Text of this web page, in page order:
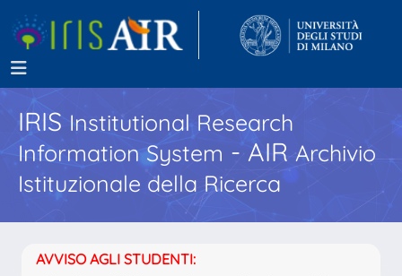
IRISInstitutional Research
Information System - AIR Archivio
Istituzionale della Ricerca
AVVISO AGLI STUDENTI: